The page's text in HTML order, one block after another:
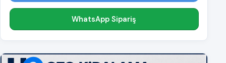
WhatsApp Sipariş